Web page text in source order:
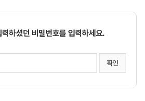
하셨던 비밀번호를 입력하세요.